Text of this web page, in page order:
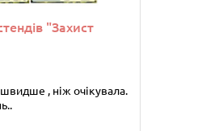
"Захист
, ніж очікувала.